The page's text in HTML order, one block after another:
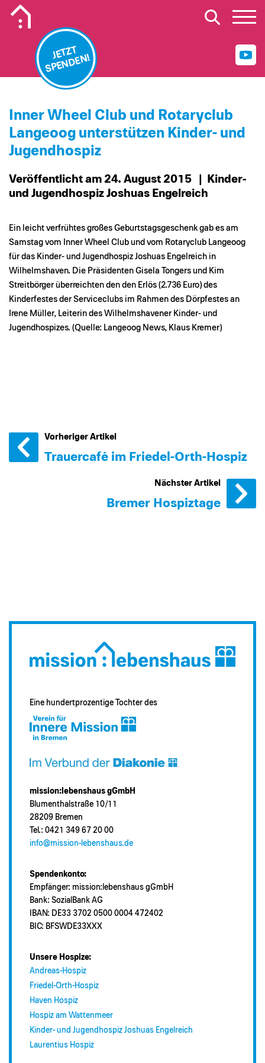
JETZT
SPENDEN!
Inner Wheel Club und Rotaryclub
Langeoog unterstützen Kinder- und
Jugendhospiz
Veröffentlicht am 24. August 2015
| Kinder-
und Jugendhospiz Joshuas Engelreich
Ein leicht verfrühtes großes Geburtstagsgeschenk gab es am
Samstag vom Inner Wheel Club und vom Rotaryclub Langeoog
für das Kinder- und Jugendhospiz Joshuas Engelreich in
Wilhelmshaven. Die Präsidenten Gisela Tongers und Kim
Streitbörger überreichten den den Erlös (2.736 Euro) des
Kinderfestes der Serviceclubs im Rahmen des Dörpfestes an
Irene Müller, Leiterin des Wilhelmshavener Kinder- und
Jugendhospizes. (Quelle: Langeoog News, Klaus Kremer)
Vorheriger Artikel
Trauercafé im Friedel-Orth-Hospiz
Nächster Artikel
Bremer Hospiztage
Eine hundertprozentige Tochter des
mission:lebenshaus gGmbH
Blumenthalstraße 10/11
28209 Bremen
Tel.: 0421 349 67 20 00
info@mission-lebenshaus.de
Spendenkonto:
Empfänger: mission:lebenshaus gGmbH
Bank: SozialBank AG
IBAN: DE33 3702 0500 0004 472402
BIC: BFSWDE33XXX
Unsere Hospize:
Andreas-Hospiz
Friedel-Orth-Hospiz
Haven Hospiz
Hospiz am Wattenmeer
Kinder- und Jugendhospiz Joshuas Engelreich
Laurentius Hospiz
Mobiles Logo Mission Lebenshaus